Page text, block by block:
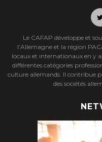
Le CAFAP développe et
l’Allemagne et la région
locaux et internationaux en y
différentes catégories
culture allemands. Il contribue
des sociétés